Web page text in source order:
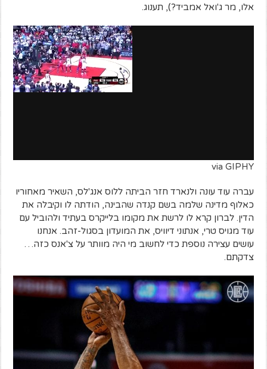
אלו, מר ג'ואל אמביד?), תענוג.
via GIPHY
עברה עוד עונה ולנארד חזר הביתה ללוס אנג'לס, השאיר מאחוריו
כאלוף מדינה שלמה בשם קנדה שהבינה, הודתה לו וקיבלה את
הדין. לברון קרא לו לרשת את מקומו בלייקרס בעתיד ולהוביל עם
עוד מגויס טרי, אנתוני דיוויס, את המועדון בסגול-זהב. אנחנו
עושים עצירה נוספת כדי לחשוב מי היה מוותר על צ'אנס כזה…
צדקתם.